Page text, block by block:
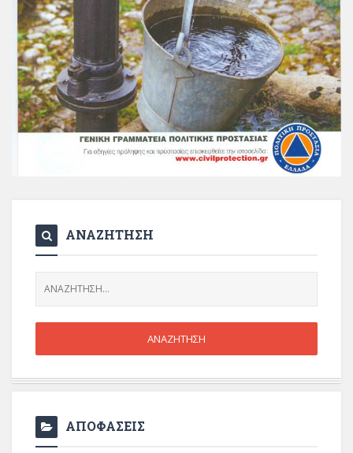
ΑΝΑΖΗΤΗΣΗ
ΑΠΟΦΑΣΕΙΣ